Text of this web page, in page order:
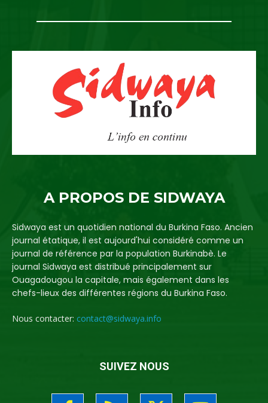
A PROPOS DE SIDWAYA
Sidwaya est un quotidien national du Burkina Faso. Ancien
journal étatique, il est aujourd'hui considéré comme un
journal de référence par la population Burkinabè. Le
journal Sidwaya est distribué principalement sur
Ouagadougou la capitale, mais également dans les
chefs-lieux des différentes régions du Burkina Faso.
Nous contacter: contact@sidwaya.info
SUIVEZ NOUS